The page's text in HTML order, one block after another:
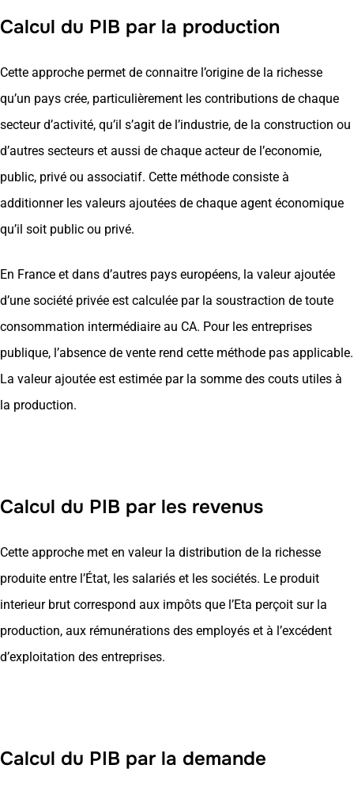
Calcul du PIB par la production
Cette approche permet de connaitre l’origine de la richesse
qu’un pays crée, particulièrement les contributions de chaque
secteur d’activité, qu’il s’agit de l’industrie, de la construction ou
d’autres secteurs et aussi de chaque acteur de l’economie,
public, privé ou associatif. Cette méthode consiste à
additionner les valeurs ajoutées de chaque agent économique
qu’il soit public ou privé.
En France et dans d’autres pays européens, la valeur ajoutée
d’une société privée est calculée par la soustraction de toute
consommation intermédiaire au CA. Pour les entreprises
publique, l’absence de vente rend cette méthode pas applicable.
La valeur ajoutée est estimée par la somme des couts utiles à
la production.
Calcul du PIB par les revenus
Cette approche met en valeur la distribution de la richesse
produite entre l’État, les salariés et les sociétés. Le produit
interieur brut correspond aux impôts que l’Eta perçoit sur la
production, aux rémunérations des employés et à l’excédent
d’exploitation des entreprises.
Calcul du PIB par la demande